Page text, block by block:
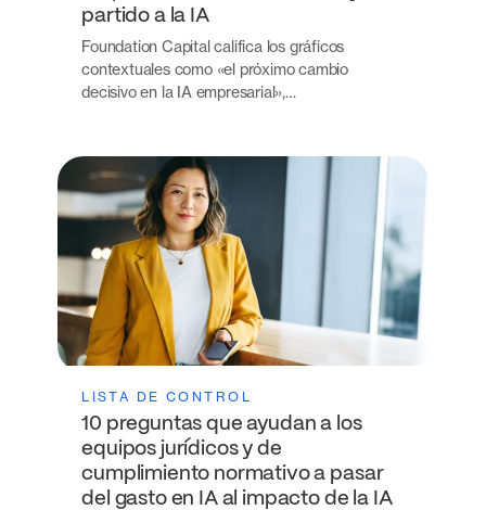
partido a la IA
Foundation Capital califica los gráficos
contextuales como «el próximo cambio
decisivo en la IA empresarial»,…
LISTA DE CONTROL
10 preguntas que ayudan a los
equipos jurídicos y de
cumplimiento normativo a pasar
del gasto en IA al impacto de la IA